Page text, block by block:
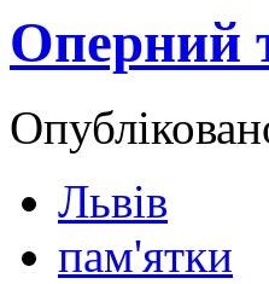
Оперний
Львів
пам'ятки